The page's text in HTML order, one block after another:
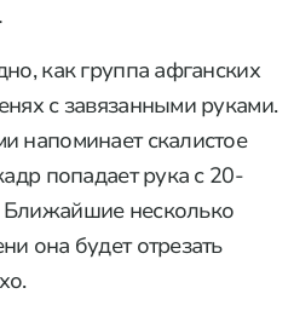
как группа афганских
с завязанными руками.
напоминает скалистое
попадает рука с 20-
несколько
она будет отрезать